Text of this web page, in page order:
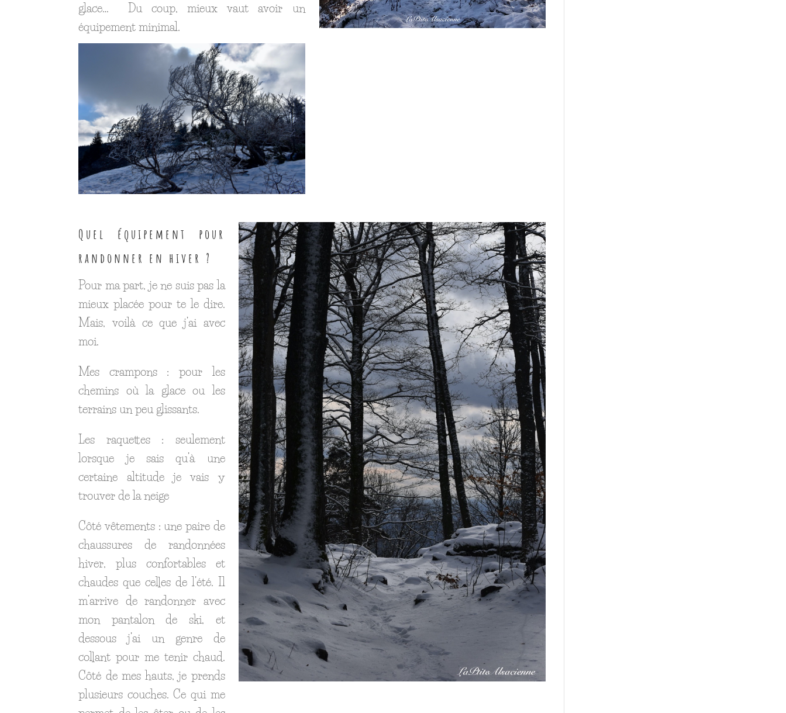
glace… Du coup, mieux vaut avoir un
équipement minimal.
Quel équipement pour
randonner en hiver ?
Pour ma part, je ne suis pas la
mieux placée pour te le dire.
Mais, voilà ce que j’ai avec
moi.
Mes crampons : pour les
chemins où la glace ou les
terrains un peu glissants.
Les raquettes : seulement
lorsque je sais qu’à une
certaine altitude je vais y
trouver de la neige
Côté vêtements : une paire de
chaussures de randonnées
hiver, plus confortables et
chaudes que celles de l’été. Il
m’arrive de randonner avec
mon pantalon de ski, et
dessous j’ai un genre de
collant pour me tenir chaud.
Côté de mes hauts, je prends
plusieurs couches. Ce qui me